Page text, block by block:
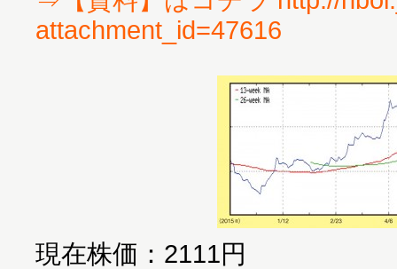
attachment_id=47616
現在株価：2111円